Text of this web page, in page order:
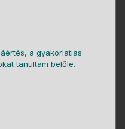
a gyakorlatias
tanultam belőle.